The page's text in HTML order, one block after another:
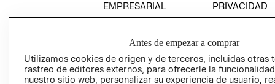
EMPRESARIAL
PRIVACIDAD
AVISO DE
LIBRO DE
Antes de empezar a comprar
Utilizamos cookies de origen y de terceros, incluidas otras
rastreo de editores externos, para ofrecerle la
nuestro sitio web, personalizar su experiencia de usuario,